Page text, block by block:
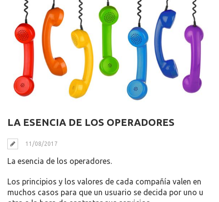
LA ESENCIA DE LOS OPERADORES
11/08/2017
La esencia de los operadores.
Los principios y los valores de cada compañía valen en
muchos casos para que un usuario se decida por uno u